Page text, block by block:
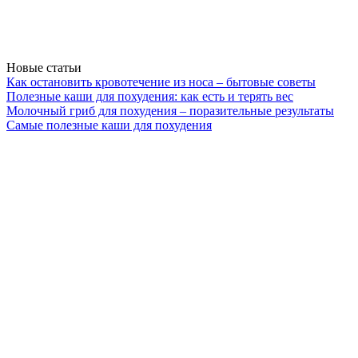
Новые статьи
Как остановить кровотечение из носа – бытовые советы
Полезные каши для похудения: как есть и терять вес
Молочный гриб для похудения – поразительные результаты
Самые полезные каши для похудения